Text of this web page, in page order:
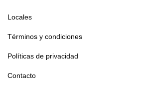
Locales
Términos y condiciones
Políticas de privacidad
Contacto